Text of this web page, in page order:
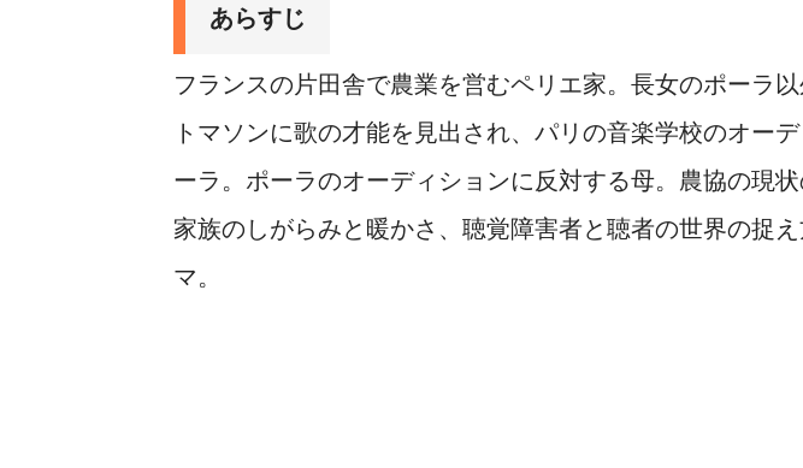
あらすじ
フランスの片田舎で農業を営むペリエ家。長女のポーラ
トマソンに歌の才能を見出され、パリの音楽学校のオー
ーラ。ポーラのオーディションに反対する母。農協の現
家族のしがらみと暖かさ、聴覚障害者と聴者の世界の捉
マ。